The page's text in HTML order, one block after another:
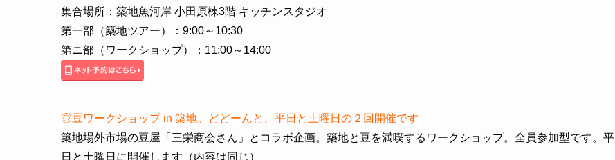
集合場所：築地魚河岸 小田原棟3階 キッチンスタジオ
第一部（築地ツアー）：9:00～10:30
第ニ部（ワークショップ）：11:00～14:00
◎豆ワークショップ in 築地。どどーんと、平日と土曜日の２回開催です
築地場外市場の豆屋「三栄商会さん」とコラボ企画。築地と豆を満喫するワークショップ。全員参加型です。平
日と土曜日に開催します（内容は同じ）